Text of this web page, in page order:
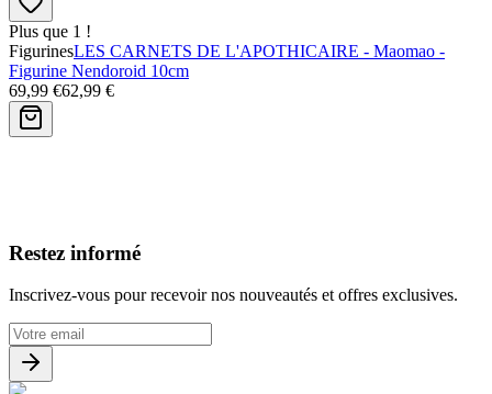
Plus que 1 !
FigurinesLES CARNETS DE L'APOTHICAIRE - Maomao -
Figurine Nendoroid 10cm
69,99 €62,99 €
Restez informé
Inscrivez-vous pour recevoir nos nouveautés et offres exclusives.